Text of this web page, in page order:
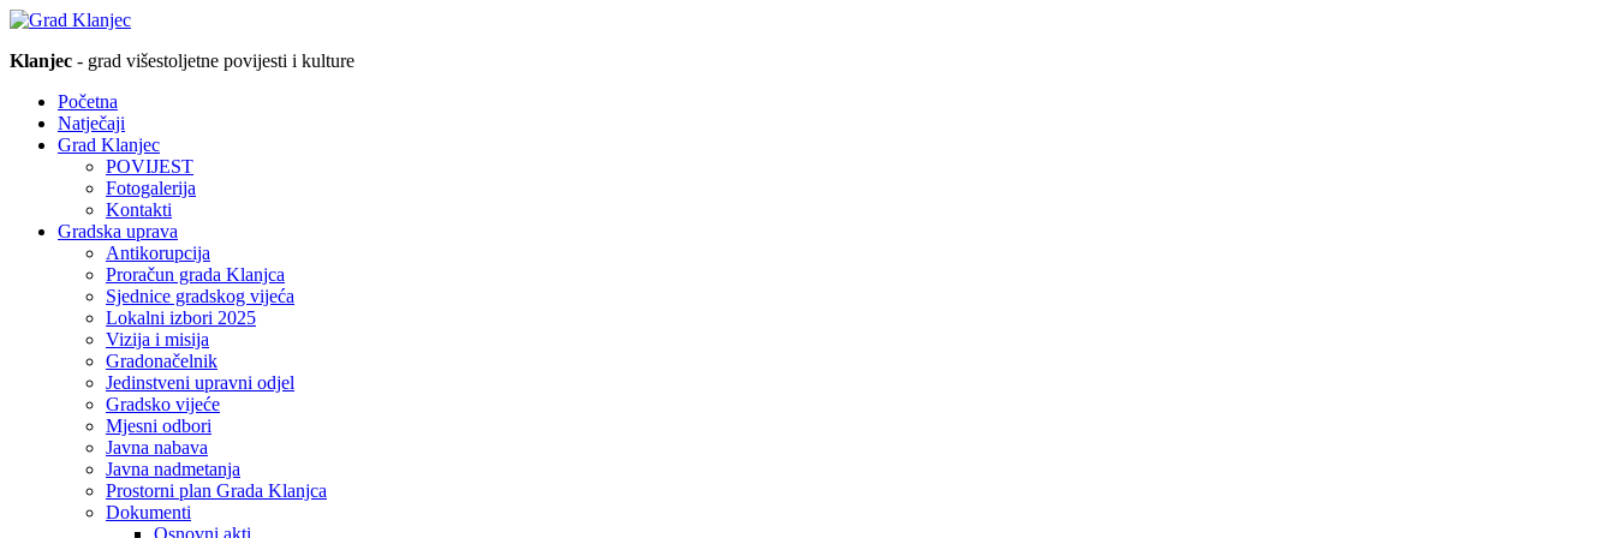
Klanjec - grad višestoljetne povijesti i kulture
Početna
Natječaji
Grad Klanjec
POVIJEST
Fotogalerija
Kontakti
Gradska uprava
Antikorupcija
Proračun grada Klanjca
Sjednice gradskog vijeća
Lokalni izbori 2025
Vizija i misija
Gradonačelnik
Jedinstveni upravni odjel
Gradsko vijeće
Mjesni odbori
Javna nabava
Javna nadmetanja
Prostorni plan Grada Klanjca
Dokumenti
Osnovni akti